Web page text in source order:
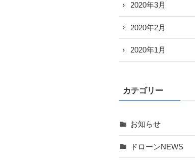
2020年3月
2020年2月
2020年1月
カテゴリー
お知らせ
ドローンNEWS